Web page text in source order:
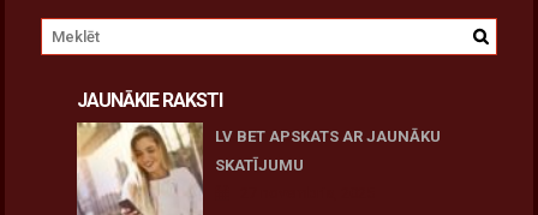
JAUNĀKIE RAKSTI
LV BET APSKATS AR JAUNĀKU
SKATĪJUMU